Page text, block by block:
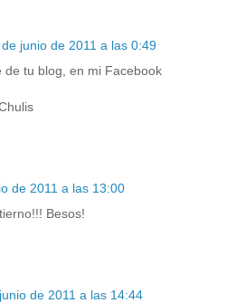
junio de 2011 a las 0:49
de tu blog, en mi Facebook
de 2011 a las 13:00
Besos!
de 2011 a las 14:44